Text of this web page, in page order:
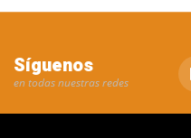
Síguenos
en todas nuestras redes